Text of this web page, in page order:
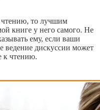
чтению, то лучшим
книге у него самого. Не
ему, если ваши
ведение дискуссии может
к чтению.